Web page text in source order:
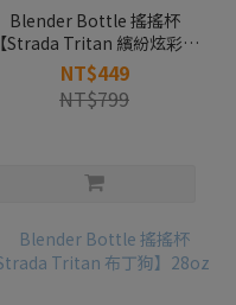
Blender Bottle 搖搖杯
【Strada Tritan 繽紛炫彩】
28oz
NT$449
NT$799